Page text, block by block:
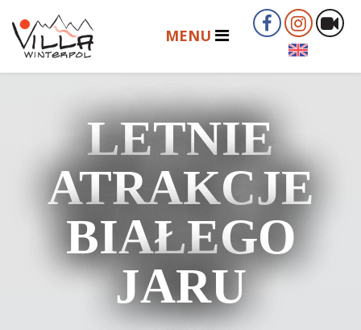
LETNIE
ATRAKCJE
BIAŁEGO
JARU